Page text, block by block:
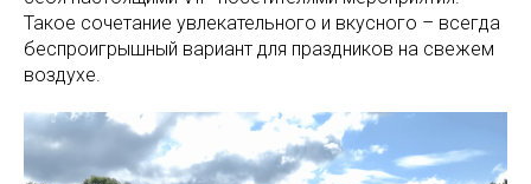
Такое сочетание увлекательного и вкусного – всегда
беспроигрышный вариант для праздников на свежем
воздухе.